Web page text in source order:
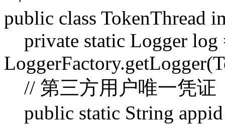
public class TokenThread
private static Logger log
// 第三方用户唯一凭证
public static String